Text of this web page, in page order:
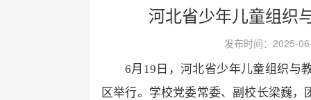
河北省少年儿童组织
发布时间：2025-
6月19日，河北省少年儿童组织与
区举行。学校党委常委、副校长梁巍